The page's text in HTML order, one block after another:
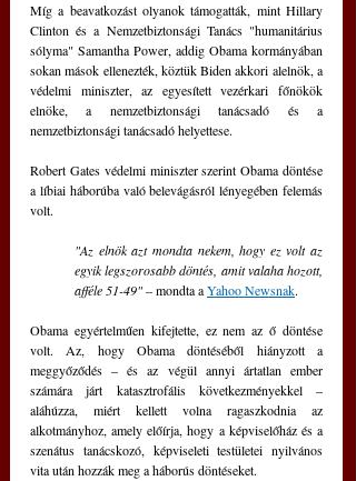
Míg a beavatkozást olyanok támogatták, mint Hillary
Clinton és a Nemzetbiztonsági Tanács "humanitárius
sólyma" Samantha Power, addig Obama kormányában
sokan mások ellenezték, köztük Biden akkori alelnök, a
védelmi miniszter, az egyesített vezérkari főnökök
elnöke, a nemzetbiztonsági tanácsadó és a
nemzetbiztonsági tanácsadó helyettese.
Robert Gates védelmi miniszter szerint Obama döntése
a líbiai háborúba való belevágásról lényegében felemás
volt.
"Az elnök azt mondta nekem, hogy ez volt az
egyik legszorosabb döntés, amit valaha hozott,
afféle 51-49" – mondta a Yahoo Newsnak.
Obama egyértelműen kifejtette, ez nem az ő döntése
volt. Az, hogy Obama döntéséből hiányzott a
meggyőződés – és az végül annyi ártatlan ember
számára járt katasztrofális következményekkel –
aláhúzza, miért kellett volna ragaszkodnia az
alkotmányhoz, amely előírja, hogy a képviselőház és a
szenátus tanácskozó, képviseleti testületei nyilvános
vita után hozzák meg a háborús döntéseket.